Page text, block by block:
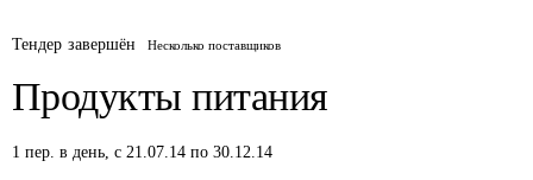
Тендер завершён Несколько поставщиков
Продукты питания
1 пер. в день, с 21.07.14 по 30.12.14